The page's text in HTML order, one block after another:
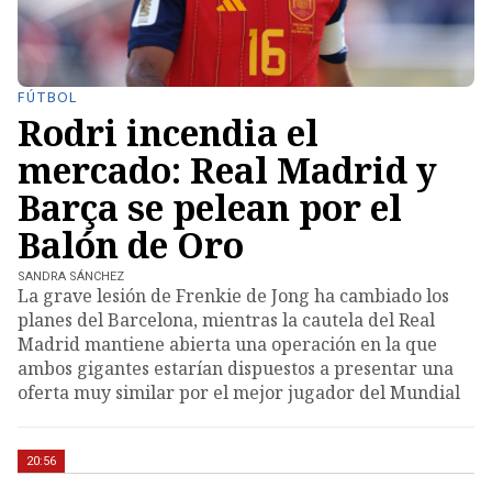
FÚTBOL
Rodri incendia el
mercado: Real Madrid y
Barça se pelean por el
Balón de Oro
SANDRA SÁNCHEZ
La grave lesión de Frenkie de Jong ha cambiado los
planes del Barcelona, mientras la cautela del Real
Madrid mantiene abierta una operación en la que
ambos gigantes estarían dispuestos a presentar una
oferta muy similar por el mejor jugador del Mundial
20:56